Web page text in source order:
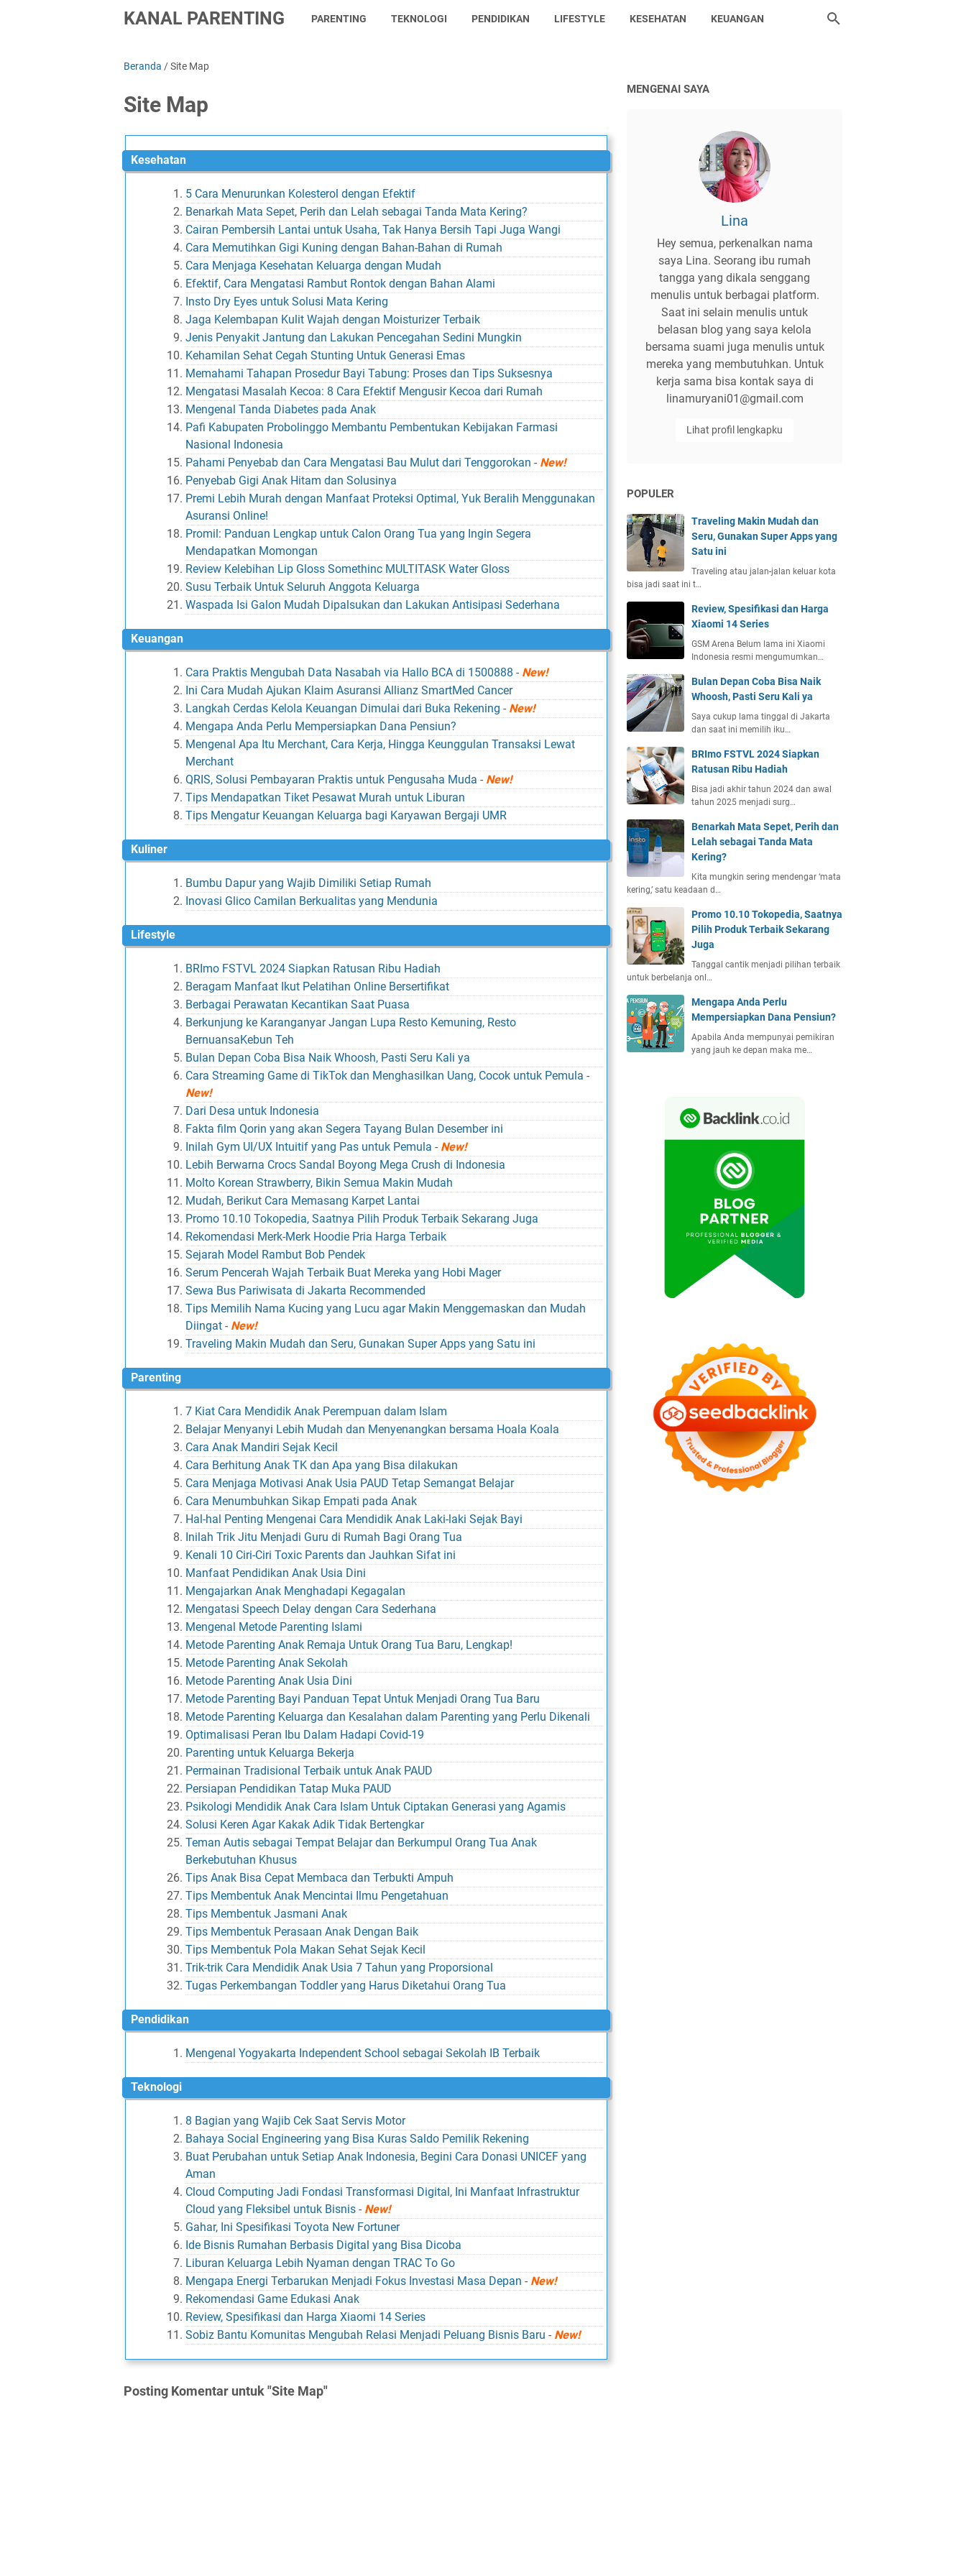
KANAL PARENTING PARENTING TEKNOLOGI PENDIDIKAN LIFESTYLE KESEHATAN KEUANGAN
Beranda /Site Map
Site Map
Kesehatan
5 Cara Menurunkan Kolesterol dengan Efektif
Benarkah Mata Sepet, Perih dan Lelah sebagai Tanda Mata Kering?
Cairan Pembersih Lantai untuk Usaha, Tak Hanya Bersih Tapi Juga Wangi
Cara Memutihkan Gigi Kuning dengan Bahan-Bahan di Rumah
Cara Menjaga Kesehatan Keluarga dengan Mudah
Efektif, Cara Mengatasi Rambut Rontok dengan Bahan Alami
Insto Dry Eyes untuk Solusi Mata Kering
Jaga Kelembapan Kulit Wajah dengan Moisturizer Terbaik
Jenis Penyakit Jantung dan Lakukan Pencegahan Sedini Mungkin
Kehamilan Sehat Cegah Stunting Untuk Generasi Emas
Memahami Tahapan Prosedur Bayi Tabung: Proses dan Tips Suksesnya
Mengatasi Masalah Kecoa: 8 Cara Efektif Mengusir Kecoa dari Rumah
Mengenal Tanda Diabetes pada Anak
Pafi Kabupaten Probolinggo Membantu Pembentukan Kebijakan Farmasi
Nasional Indonesia
Pahami Penyebab dan Cara Mengatasi Bau Mulut dari Tenggorokan - New!
Penyebab Gigi Anak Hitam dan Solusinya
Premi Lebih Murah dengan Manfaat Proteksi Optimal, Yuk Beralih Menggunakan
Asuransi Online!
Promil: Panduan Lengkap untuk Calon Orang Tua yang Ingin Segera
Mendapatkan Momongan
Review Kelebihan Lip Gloss Somethinc MULTITASK Water Gloss
Susu Terbaik Untuk Seluruh Anggota Keluarga
Waspada Isi Galon Mudah Dipalsukan dan Lakukan Antisipasi Sederhana
Keuangan
Cara Praktis Mengubah Data Nasabah via Hallo BCA di 1500888 - New!
Ini Cara Mudah Ajukan Klaim Asuransi Allianz SmartMed Cancer
Langkah Cerdas Kelola Keuangan Dimulai dari Buka Rekening - New!
Mengapa Anda Perlu Mempersiapkan Dana Pensiun?
Mengenal Apa Itu Merchant, Cara Kerja, Hingga Keunggulan Transaksi Lewat
Merchant
QRIS, Solusi Pembayaran Praktis untuk Pengusaha Muda - New!
Tips Mendapatkan Tiket Pesawat Murah untuk Liburan
Tips Mengatur Keuangan Keluarga bagi Karyawan Bergaji UMR
Kuliner
Bumbu Dapur yang Wajib Dimiliki Setiap Rumah
Inovasi Glico Camilan Berkualitas yang Mendunia
Lifestyle
BRImo FSTVL 2024 Siapkan Ratusan Ribu Hadiah
Beragam Manfaat Ikut Pelatihan Online Bersertifikat
Berbagai Perawatan Kecantikan Saat Puasa
Berkunjung ke Karanganyar Jangan Lupa Resto Kemuning, Resto
BernuansaKebun Teh
Bulan Depan Coba Bisa Naik Whoosh, Pasti Seru Kali ya
Cara Streaming Game di TikTok dan Menghasilkan Uang, Cocok untuk Pemula -
New!
Dari Desa untuk Indonesia
Fakta film Qorin yang akan Segera Tayang Bulan Desember ini
Inilah Gym UI/UX Intuitif yang Pas untuk Pemula - New!
Lebih Berwarna Crocs Sandal Boyong Mega Crush di Indonesia
Molto Korean Strawberry, Bikin Semua Makin Mudah
Mudah, Berikut Cara Memasang Karpet Lantai
Promo 10.10 Tokopedia, Saatnya Pilih Produk Terbaik Sekarang Juga
Rekomendasi Merk-Merk Hoodie Pria Harga Terbaik
Sejarah Model Rambut Bob Pendek
Serum Pencerah Wajah Terbaik Buat Mereka yang Hobi Mager
Sewa Bus Pariwisata di Jakarta Recommended
Tips Memilih Nama Kucing yang Lucu agar Makin Menggemaskan dan Mudah
Diingat - New!
Traveling Makin Mudah dan Seru, Gunakan Super Apps yang Satu ini
Parenting
7 Kiat Cara Mendidik Anak Perempuan dalam Islam
Belajar Menyanyi Lebih Mudah dan Menyenangkan bersama Hoala Koala
Cara Anak Mandiri Sejak Kecil
Cara Berhitung Anak TK dan Apa yang Bisa dilakukan
Cara Menjaga Motivasi Anak Usia PAUD Tetap Semangat Belajar
Cara Menumbuhkan Sikap Empati pada Anak
Hal-hal Penting Mengenai Cara Mendidik Anak Laki-laki Sejak Bayi
Inilah Trik Jitu Menjadi Guru di Rumah Bagi Orang Tua
Kenali 10 Ciri-Ciri Toxic Parents dan Jauhkan Sifat ini
Manfaat Pendidikan Anak Usia Dini
Mengajarkan Anak Menghadapi Kegagalan
Mengatasi Speech Delay dengan Cara Sederhana
Mengenal Metode Parenting Islami
Metode Parenting Anak Remaja Untuk Orang Tua Baru, Lengkap!
Metode Parenting Anak Sekolah
Metode Parenting Anak Usia Dini
Metode Parenting Bayi Panduan Tepat Untuk Menjadi Orang Tua Baru
Metode Parenting Keluarga dan Kesalahan dalam Parenting yang Perlu Dikenali
Optimalisasi Peran Ibu Dalam Hadapi Covid-19
Parenting untuk Keluarga Bekerja
Permainan Tradisional Terbaik untuk Anak PAUD
Persiapan Pendidikan Tatap Muka PAUD
Psikologi Mendidik Anak Cara Islam Untuk Ciptakan Generasi yang Agamis
Solusi Keren Agar Kakak Adik Tidak Bertengkar
Teman Autis sebagai Tempat Belajar dan Berkumpul Orang Tua Anak
Berkebutuhan Khusus
Tips Anak Bisa Cepat Membaca dan Terbukti Ampuh
Tips Membentuk Anak Mencintai Ilmu Pengetahuan
Tips Membentuk Jasmani Anak
Tips Membentuk Perasaan Anak Dengan Baik
Tips Membentuk Pola Makan Sehat Sejak Kecil
Trik-trik Cara Mendidik Anak Usia 7 Tahun yang Proporsional
Tugas Perkembangan Toddler yang Harus Diketahui Orang Tua
Pendidikan
Mengenal Yogyakarta Independent School sebagai Sekolah IB Terbaik
Teknologi
8 Bagian yang Wajib Cek Saat Servis Motor
Bahaya Social Engineering yang Bisa Kuras Saldo Pemilik Rekening
Buat Perubahan untuk Setiap Anak Indonesia, Begini Cara Donasi UNICEF yang
Aman
Cloud Computing Jadi Fondasi Transformasi Digital, Ini Manfaat Infrastruktur
Cloud yang Fleksibel untuk Bisnis - New!
Gahar, Ini Spesifikasi Toyota New Fortuner
Ide Bisnis Rumahan Berbasis Digital yang Bisa Dicoba
Liburan Keluarga Lebih Nyaman dengan TRAC To Go
Mengapa Energi Terbarukan Menjadi Fokus Investasi Masa Depan - New!
Rekomendasi Game Edukasi Anak
Review, Spesifikasi dan Harga Xiaomi 14 Series
Sobiz Bantu Komunitas Mengubah Relasi Menjadi Peluang Bisnis Baru - New!
Posting Komentar untuk "Site Map"
MENGENAI SAYA
Lina
Hey semua, perkenalkan nama
saya Lina. Seorang ibu rumah
tangga yang dikala senggang
menulis untuk berbagai platform.
Saat ini selain menulis untuk
belasan blog yang saya kelola
bersama suami juga menulis untuk
mereka yang membutuhkan. Untuk
kerja sama bisa kontak saya di
linamuryani01@gmail.com
Lihat profil lengkapku
POPULER
Traveling Makin Mudah dan
Seru, Gunakan Super Apps yang
Satu ini
Traveling atau jalan-jalan keluar kota
bisa jadi saat ini t…
Review, Spesifikasi dan Harga
Xiaomi 14 Series
GSM Arena Belum lama ini Xiaomi
Indonesia resmi mengumumkan…
Bulan Depan Coba Bisa Naik
Whoosh, Pasti Seru Kali ya
Saya cukup lama tinggal di Jakarta
dan saat ini memilih iku…
BRImo FSTVL 2024 Siapkan
Ratusan Ribu Hadiah
Bisa jadi akhir tahun 2024 dan awal
tahun 2025 menjadi surg…
Benarkah Mata Sepet, Perih dan
Lelah sebagai Tanda Mata
Kering?
Kita mungkin sering mendengar ‘mata
kering,’ satu keadaan d…
Promo 10.10 Tokopedia, Saatnya
Pilih Produk Terbaik Sekarang
Juga
Tanggal cantik menjadi pilihan terbaik
untuk berbelanja onl…
Mengapa Anda Perlu
Mempersiapkan Dana Pensiun?
Apabila Anda mempunyai pemikiran
yang jauh ke depan maka me…